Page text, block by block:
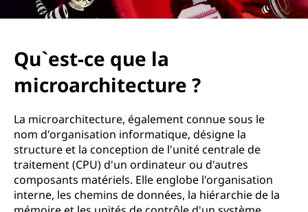
En savoir plus
Qu`est-ce que la
microarchitecture ?
La microarchitecture, également connue sous le
nom d'organisation informatique, désigne la
structure et la conception de l'unité centrale de
traitement (CPU) d'un ordinateur ou d'autres
composants matériels. Elle englobe l'organisation
interne, les chemins de données, la hiérarchie de la